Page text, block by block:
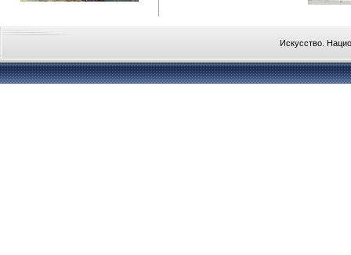
Искусство.